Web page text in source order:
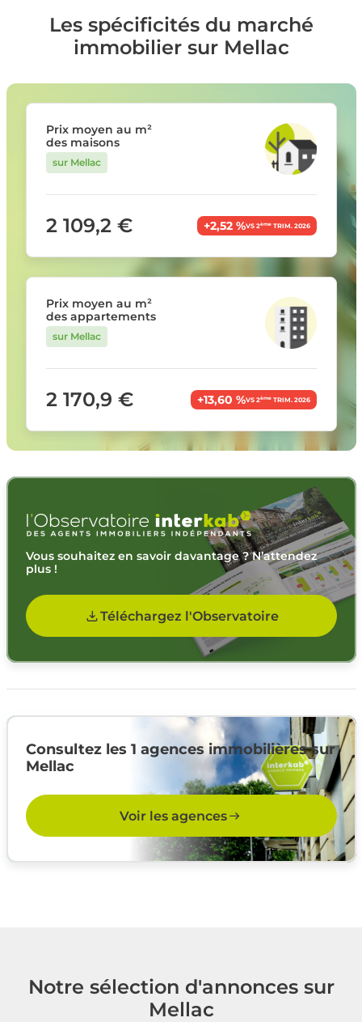
Les spécificités du marché
immobilier sur Mellac
Prix moyen au m²
des maisons
sur Mellac
2 109,2 € +2,52 %VS 2èmeTRIM. 2026
Prix moyen au m²
des appartements
sur Mellac
2 170,9 € +13,60 %VS 2èmeTRIM. 2026
Vous souhaitez en savoir davantage ? N’attendez
plus !
Téléchargez l'Observatoire
Consultez les 1 agences immobilières sur
Mellac
Voir les agences
Notre sélection d'annonces sur
Mellac